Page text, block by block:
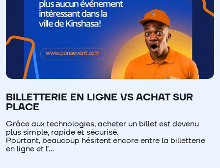
BILLETTERIE EN LIGNE VS ACHAT SUR
PLACE
Grâce aux technologies, acheter un billet est devenu
plus simple, rapide et sécurisé.
Pourtant, beaucoup hésitent encore entre la billetterie
en ligne et l’…